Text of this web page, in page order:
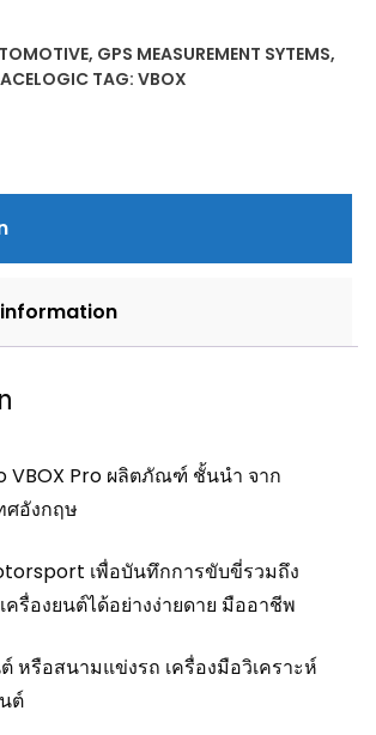
, GPS MEASUREMENT SYTEMS,
TAG: VBOX
VBOX Pro ผลิตภัณฑ์ ชั้นนำ จาก
ศอังกฤษ
เพื่อบันทึกการขับขี่รวมถึง
รื่องยนต์ได้อย่างง่ายดาย มืออาชีพ
หรือสนามแข่งรถ เครื่องมือวิเคราะห์
ต์